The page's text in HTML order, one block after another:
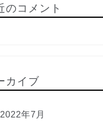
のコメント
カイブ
2022年7月